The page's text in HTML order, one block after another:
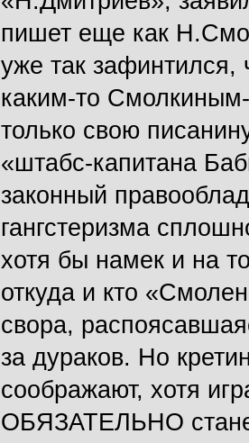
пишет еще как
уже так
каким-то
только свою
«штабс-капитана
законный
гангстеризма
хотя бы намек и на
откуда и кто
свора,
за дураков. Но
соображают, хотя
ОБЯЗАТЕЛЬНО